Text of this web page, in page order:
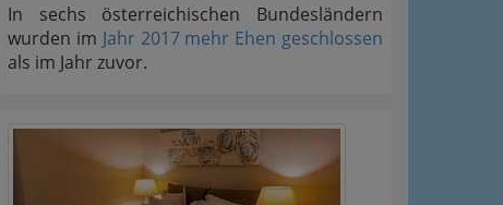
In sechs österreichischen Bundesländern
wurden im Jahr 2017 mehr Ehen geschlossen
als im Jahr zuvor.